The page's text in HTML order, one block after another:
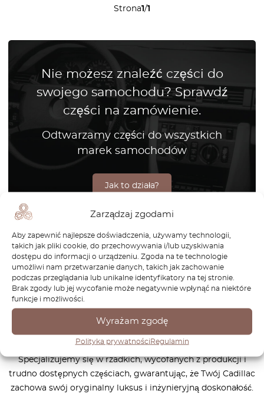
Zarządzaj zgodami
Aby zapewnić najlepsze doświadczenia, używamy technologii,
takich jak pliki cookie, do przechowywania i/lub uzyskiwania
dostępu do informacji o urządzeniu. Zgoda na te technologie
umożliwi nam przetwarzanie danych, takich jak zachowanie
podczas przeglądania lub unikalne identyfikatory na tej stronie.
Brak zgody lub jej wycofanie może negatywnie wpłynąć na niektóre
funkcje i możliwości.
Wyrażam zgodę
Polityka prywatnościRegulamin
Strona1/1
Nie możesz znaleźć części do
swojego samochodu? Sprawdź
części na zamówienie.
Odtwarzamy części do wszystkich
marek samochodów
Jak to działa?
W OctoClassic oferujemy wyjątkowy wybór wysokiej
jakości części do samochodów Cadillac, stworzonych z
myślą o kolekcjonerach, restauratorach i wymagających
pasjonatach. Nasz obszerny asortyment obejmuje
precyzyjnie wykonane komponenty, które pomagają
zachować elegancję i moc charakterystyczną dla kultowych
przez stylową Fleetwood aż po potężną CTS-V.
Specjalizujemy się w rzadkich, wycofanych z produkcji i
trudno dostępnych częściach, gwarantując, że Twój Cadillac
zachowa swój oryginalny luksus i inżynieryjną doskonałość.